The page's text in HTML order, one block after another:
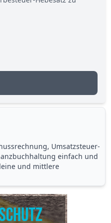
Umsatzsteuer­
einfach und
und mittlere